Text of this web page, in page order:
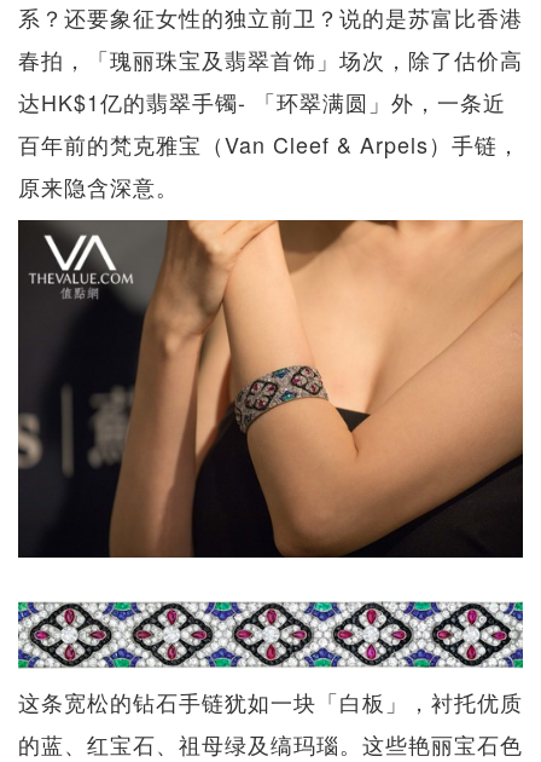
系？还要象征女性的独立前卫？说的是苏富比香港
春拍，「瑰丽珠宝及翡翠首饰」场次，除了估价高
达HK$1亿的翡翠手镯- 「环翠满圆」外，一条近
百年前的梵克雅宝（Van Cleef & Arpels）手链，
原来隐含深意。
这条宽松的钻石手链犹如一块「白板」，衬托优质
的蓝、红宝石、祖母绿及缟玛瑙。这些艳丽宝石色